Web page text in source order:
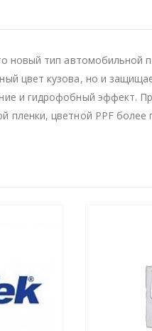
новый тип автомобильной
цвет кузова, но и
и гидрофобный эффект.
пленки, цветной PPF